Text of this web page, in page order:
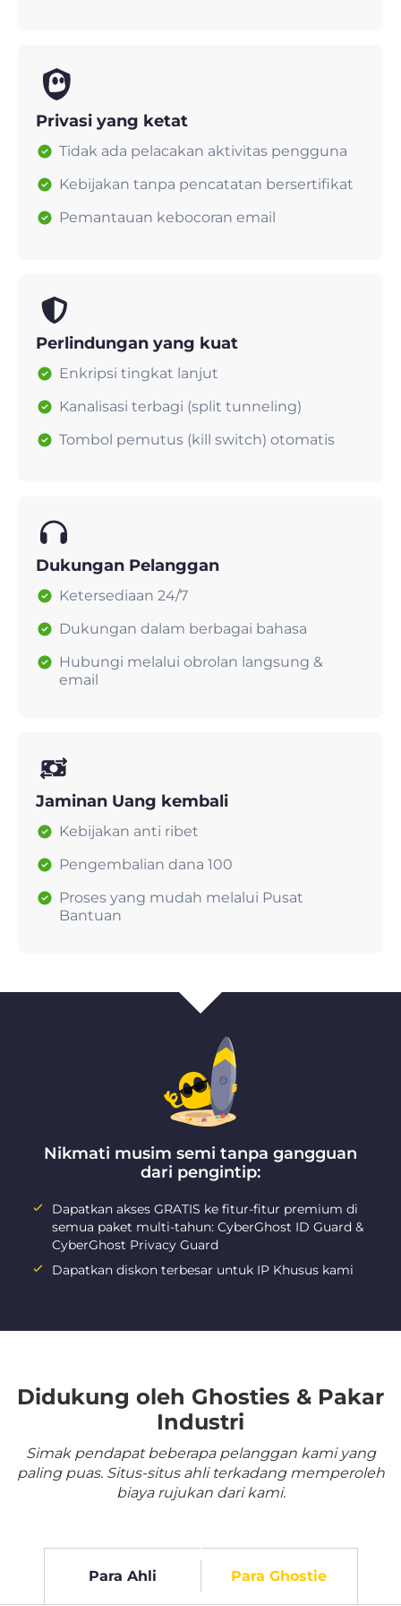
Privasi yang ketat
Tidak ada pelacakan aktivitas pengguna
Kebijakan tanpa pencatatan bersertifikat
Pemantauan kebocoran email
Perlindungan yang kuat
Enkripsi tingkat lanjut
Kanalisasi terbagi (split tunneling)
Tombol pemutus (kill switch) otomatis
Dukungan Pelanggan
Ketersediaan 24/7
Dukungan dalam berbagai bahasa
Hubungi melalui obrolan langsung &
email
Jaminan Uang kembali
Kebijakan anti ribet
Pengembalian dana 100
Proses yang mudah melalui Pusat
Bantuan
Nikmati musim semi tanpa gangguan
dari pengintip:
Dapatkan akses GRATIS ke fitur-fitur premium di
semua paket multi-tahun: CyberGhost ID Guard &
CyberGhost Privacy Guard
Dapatkan diskon terbesar untuk IP Khusus kami
Didukung oleh Ghosties & Pakar
Industri
Simak pendapat beberapa pelanggan kami yang
paling puas. Situs-situs ahli terkadang memperoleh
biaya rujukan dari kami.
Para Ahli Para Ghostie